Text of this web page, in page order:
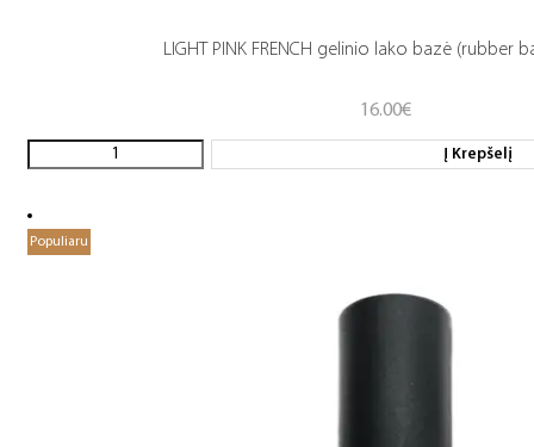
LIGHT PINK FRENCH gelinio lako bazė (rubber
16.00€
Į Krepšelį
Populiaru